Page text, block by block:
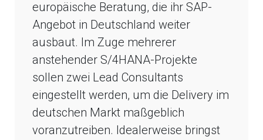
europäische Beratung, die ihr SAP-
Angebot in Deutschland weiter
ausbaut. Im Zuge mehrerer
anstehender S/4HANA-Projekte
sollen zwei Lead Consultants
eingestellt werden, um die Delivery im
deutschen Markt maßgeblich
voranzutreiben. Idealerweise bringst